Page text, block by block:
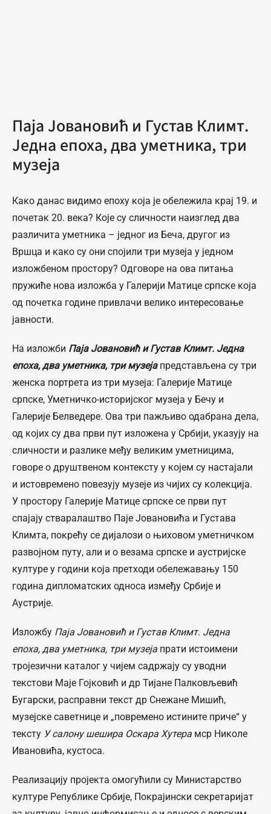
Паја Јовановић и Густав Климт.
Једна епоха, два уметника, три
музеја
Како данас видимо епоху која је обележила крај 19. и
почетак 20. века? Које су сличности наизглед два
различита уметника – једног из Беча, другог из
Вршца и како су они спојили три музеја у једном
изложбеном простору? Одговоре на ова питања
пружиће нова изложба у Галерији Матице српске која
од почетка године привлачи велико интересовање
јавности.
На изложби Паја Јовановић и Густав Климт. Једна
епоха, два уметника, три музејапредстављена су три
женска портрета из три музеја: Галерије Матице
српске, Уметничко-историјског музеја у Бечу и
Галерије Белведере. Ова три пажљиво одабрана дела,
од којих су два први пут изложена у Србији, указују на
сличности и разлике међу великим уметницима,
говоре о друштвеном контексту у којем су настајали
и истовремено повезују музеје из чијих су колекција.
У простору Галерије Матице српске се први пут
спајају стваралаштво Паје Јовановића и Густава
Климта, покрећу се дијалози о њиховом уметничком
развојном путу, али и о везама српске и аустријске
културе у години која претходи обележавању 150
година дипломатских односа између Србије и
Аустрије.
Изложбу Паја Јовановић и Густав Климт. Једна
епоха, два уметника, три музеја прати истоимени
тројезични каталог у чијем садржају су уводни
текстови Маје Гојковић и др Тијане Палковљевић
Бугарски, расправни текст др Снежане Мишић,
музејске саветнице и „повремено истините приче“ у
тексту У салону шешира Оскара Хутера мср Николе
Ивановића, кустоса.
Реализацију пројекта омогућили су Министарство
културе Републике Србије, Покрајински секретаријат